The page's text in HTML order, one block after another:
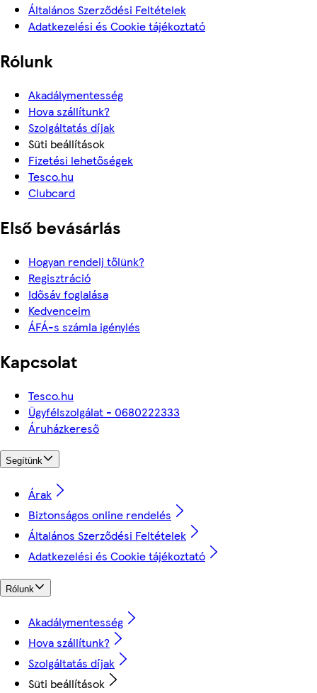
Általános Szerződési Feltételek
Adatkezelési és Cookie tájékoztató
Rólunk
Akadálymentesség
Hova szállítunk?
Szolgáltatás díjak
Süti beállítások
Fizetési lehetőségek
Tesco.hu
Clubcard
Első bevásárlás
Hogyan rendelj tőlünk?
Regisztráció
Idősáv foglalása
Kedvenceim
ÁFÁ-s számla igénylés
Kapcsolat
Tesco.hu
Ügyfélszolgálat - 0680222333
Áruházkereső
Segítünk
Árak
Biztonságos online rendelés
Általános Szerződési Feltételek
Adatkezelési és Cookie tájékoztató
Rólunk
Akadálymentesség
Hova szállítunk?
Szolgáltatás díjak
Süti beállítások